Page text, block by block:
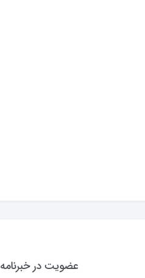
عضویت در خبرنامه